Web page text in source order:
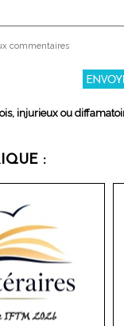
commentaires
injurieux ou
: